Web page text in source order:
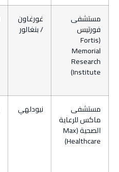
مستشفى
فورتيس
(Fortis
Memorial
Research
Institute)
غورغاون
/ بنغالور
مستشفى
ماكس للرعاية
الصحية (Max
Healthcare)
نيودلهي